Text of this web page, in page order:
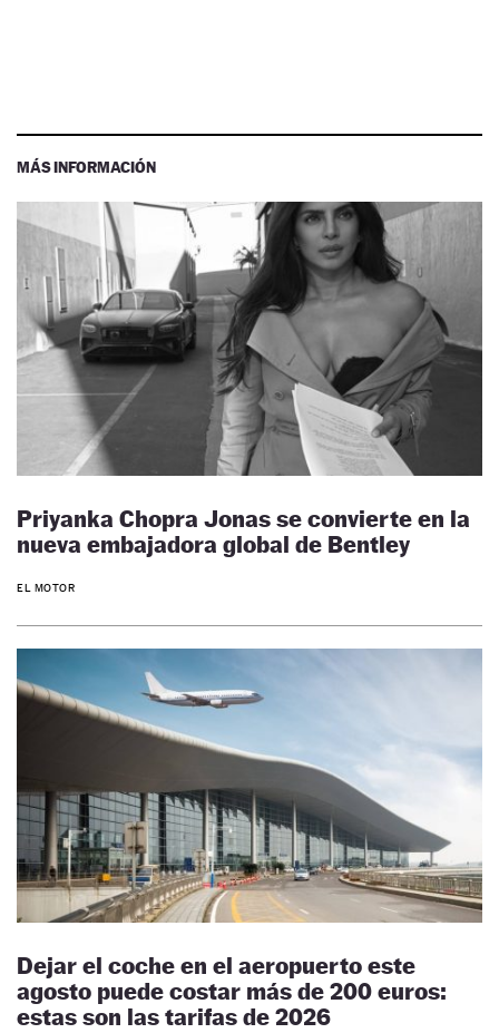
MÁS INFORMACIÓN
Priyanka Chopra Jonas se convierte en la
nueva embajadora global de Bentley
EL MOTOR
Dejar el coche en el aeropuerto este
agosto puede costar más de 200 euros:
estas son las tarifas de 2026